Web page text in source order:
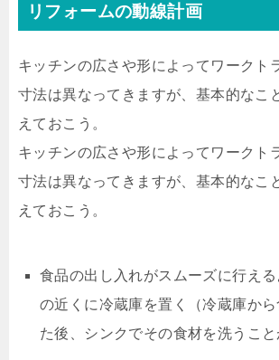
リフォームの動線計画
キッチンの広さや形によってワークト
寸法は異なってきますが、基本的なこ
えておこう。
キッチンの広さや形によってワークト
寸法は異なってきますが、基本的なこ
えておこう。
食品の出し入れがスムーズに行え
の近くに冷蔵庫を置く（冷蔵庫か
た後、シンクでその食材を洗うこと